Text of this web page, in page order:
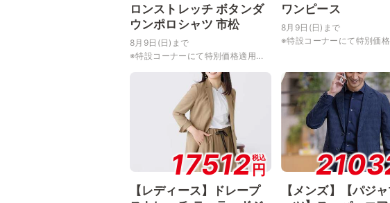
ロンストレッチ ボタンダ
ウンポロシャツ 市松
8月9日(日)まで
※特設コーナーにて特別価格適用...
ワンピース
8月9日(日)まで
※特設コーナーにて特別価
17512税込
円
【レディース】ドレープ
【メンズ】【パジ